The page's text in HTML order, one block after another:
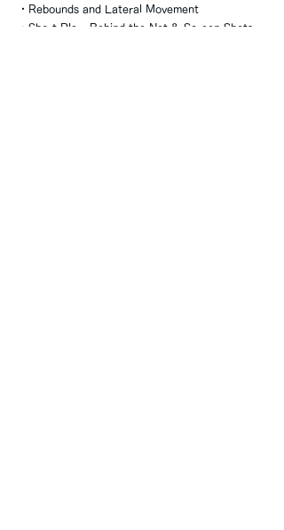
・Rebounds and Lateral Movement
・Short Play, Behind the Net & Screen Shots,